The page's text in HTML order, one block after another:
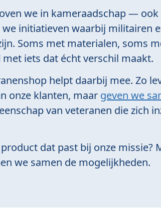
we in kameraadschap —
initiatieven waarbij militairen
Soms met materialen, soms
iets dat écht verschil maakt.
helpt daarbij mee. Zo
onze klanten, maar geven we
van veteranen die zich
dat past bij onze missie?
we samen de mogelijkheden.